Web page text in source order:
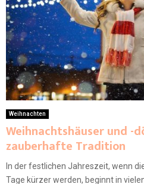
Weihnachten
Weihnachtshäuser und -
zauberhafte Tradition
In der festlichen Jahreszeit, wenn
Tage kürzer werden, beginnt in